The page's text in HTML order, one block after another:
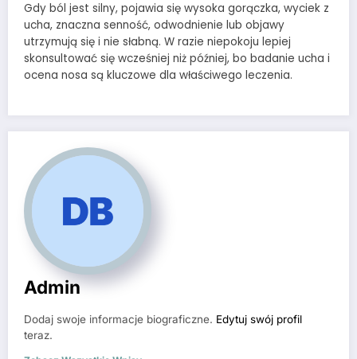
Gdy ból jest silny, pojawia się wysoka gorączka, wyciek z
ucha, znaczna senność, odwodnienie lub objawy
utrzymują się i nie słabną. W razie niepokoju lepiej
skonsultować się wcześniej niż później, bo badanie ucha i
ocena nosa są kluczowe dla właściwego leczenia.
Admin
Dodaj swoje informacje biograficzne. Edytuj swój profil
teraz.